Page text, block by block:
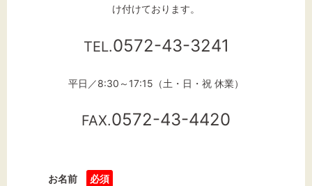
お問い合わせ
け付けております。
TEL.0572-43-3241
平日／8:30～17:15（土・日・祝 休業）
FAX.0572-43-4420
お名前 必須